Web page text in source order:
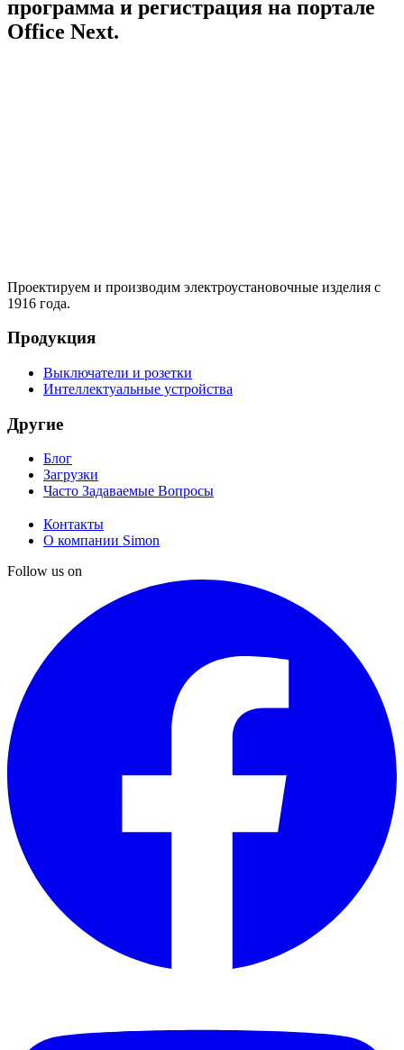
программа и регистрация на портале
Office Next.
Проектируем и производим электроустановочные изделия с
1916 года.
Продукция
Выключатели и розетки
Интеллектуальные устройства
Другие
Блог
Загрузки
Часто Задаваемые Вопросы
Контакты
О компании Simon
Follow us on